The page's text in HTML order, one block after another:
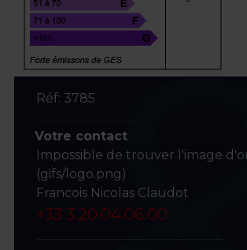
Réf: 3785
Votre contact
Impossible de trouver l'image
(gifs/logo.png)
Francois Nicolas Claudot
+33 3.20.04.06.00